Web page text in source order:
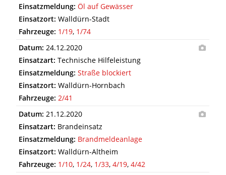
Einsatzmeldung: Öl auf Gewässer
Einsatzort: Walldürn-Stadt
Fahrzeuge: 1/19, 1/74
Datum: 24.12.2020
Einsatzart: Technische Hilfeleistung
Einsatzmeldung: Straße blockiert
Einsatzort: Walldürn-Hornbach
Fahrzeuge: 2/41
Datum: 21.12.2020
Einsatzart: Brandeinsatz
Einsatzmeldung: Brandmeldeanlage
Einsatzort: Walldürn-Altheim
Fahrzeuge: 1/10, 1/24, 1/33,4/19,4/42